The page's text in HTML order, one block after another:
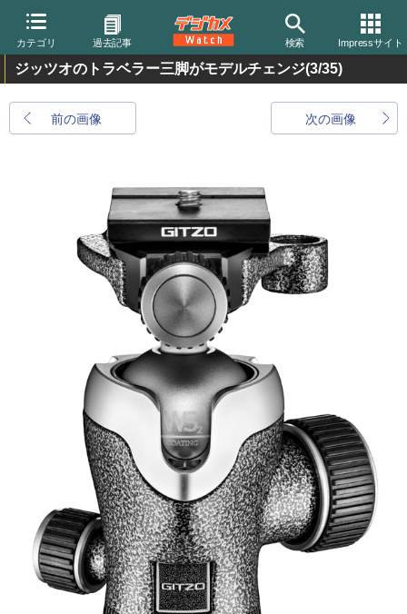
カテゴリ 過去記事 検索 Impressサイト
ジッツオのトラベラー三脚がモデルチェンジ(3/35)
前の画像 次の画像